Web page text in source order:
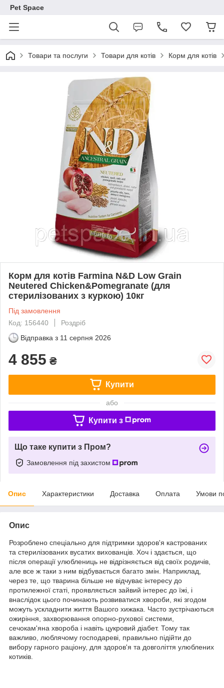
Pet Space
Товари та послуги Товари для котів Корм для котів
Корм для котів Farmina N&D Low Grain
Neutered Chicken&Pomegranate (для
стерилізованих з куркою) 10кг
Під замовлення
Код: 156440
Роздріб
Відправка з 11 серпня 2026
4 855 ₴
Купити
або
Купити з
Що таке купити з Пром?
Замовлення під захистом
Опис Характеристики Доставка Оплата Умови
Опис
Розроблено спеціально для підтримки здоров'я кастрованих
та стерилізованих вусатих вихованців. Хоч і здається, що
після операції улюблениць не відрізняється від своїх родичів,
але все ж таки з ним відбувається багато змін. Наприклад,
через те, що тварина більше не відчуває інтересу до
протилежної статі, проявляється зайвий інтерес до їжі, і
внаслідок цього починають розвиватися хвороби, які згодом
можуть ускладнити життя Вашого хижака. Часто зустрічаються
ожиріння, захворювання опорно-рухової системи,
сечокам'яна хвороба і навіть цукровий діабет. Тому так
важливо, люблячому господареві, правильно підійти до
вибору гарного раціону, для здоров'я та довголіття улюблених
котиків.